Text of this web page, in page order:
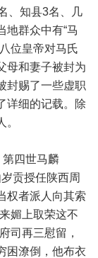
、知县3名、几
地群众中有“马
位皇帝对马氏
母和妻子被封为
封赐了一些虚职
详细的记载。除
四世马麟
贡授任陕西周
权者派人向其索
媚上取荣这不
司再三慰留，
困潦倒，他布衣